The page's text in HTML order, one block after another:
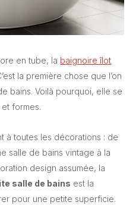
en tube, la baignoire îlot
la première chose que l’on
bains. Voilà pourquoi, elle se
formes.
à toutes les décorations : de
salle de bains vintage à la
design assumée, la
salle de bains est la
pour une petite superficie.